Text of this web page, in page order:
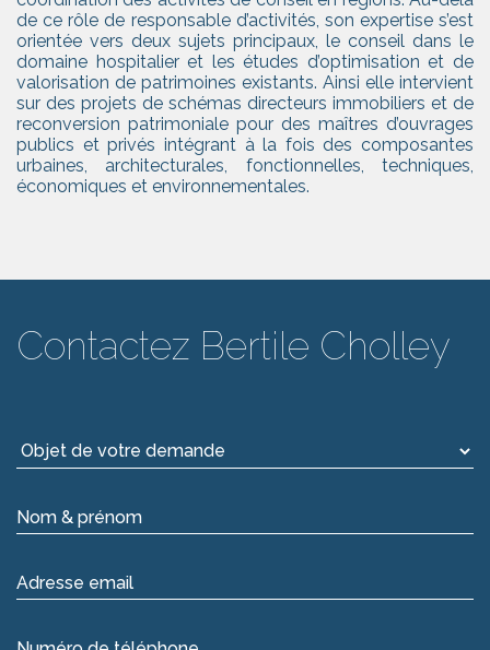
de ce rôle de responsable d’activités, son expertise s’est
orientée vers deux sujets principaux, le conseil dans le
domaine hospitalier et les études d’optimisation et de
valorisation de patrimoines existants. Ainsi elle intervient
sur des projets de schémas directeurs immobiliers et de
reconversion patrimoniale pour des maîtres d’ouvrages
publics et privés intégrant à la fois des composantes
urbaines, architecturales, fonctionnelles, techniques,
économiques et environnementales.
Contactez Bertile Cholley